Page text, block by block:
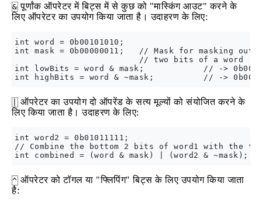
& पूर्णांक ऑपरेटर में बिट्स में से कुछ को "मास्किंग आउट" करने के
लिए ऑपरेटर का उपयोग किया जाता है। उदाहरण के लिए:
int word = 0b00101010;
int mask = 0b00000011;   // Mask for masking
                         // two bits of a word
int lowBits = word & mask;            // ->
ऑपरेटर का उपयोग दो ऑपरेंड के सत्य मूल्यों को संयोजित करने के
लिए किया जाता है। उदाहरण के लिए:
int word2 = 0b01011111;
// Combine the bottom 2 bits of word1 with the
^ ऑपरेटर को टॉगल या "फ्लिपिंग" बिट्स के लिए उपयोग किया जाता
है: